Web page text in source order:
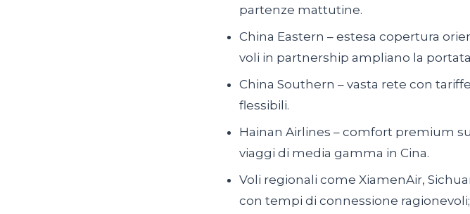
partenze mattutine.
China Eastern – estesa copertura
voli in partnership ampliano la
China Southern – vasta rete con
flessibili.
Hainan Airlines – comfort premium
viaggi di media gamma in Cina.
Voli regionali come XiamenAir,
con tempi di connessione